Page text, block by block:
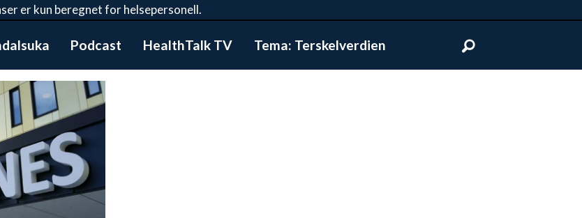
er kun beregnet for helsepersonell.
Podcast HealthTalk TV Tema: Terskelverdien